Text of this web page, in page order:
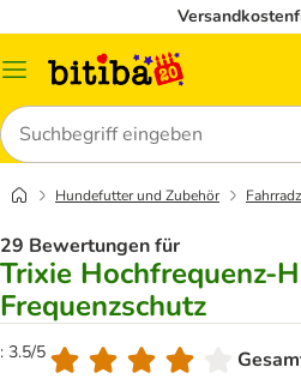
Menü
Suchen
Hundefutter und Zubehör
29 Bewertungen für
Trixie Hochfrequenz-
Frequenzschutz
: 3.5/5